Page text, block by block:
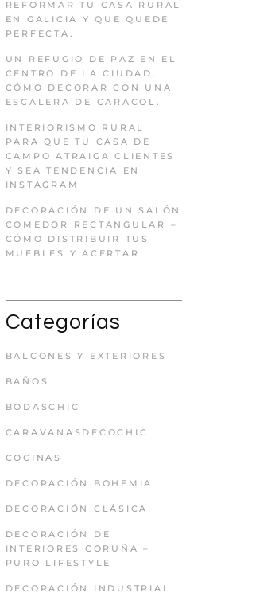
REFORMAR TU CASA RURAL
EN GALICIA Y QUE QUEDE
PERFECTA.
UN REFUGIO DE PAZ EN EL
CENTRO DE LA CIUDAD.
CÓMO DECORAR CON UNA
ESCALERA DE CARACOL.
INTERIORISMO RURAL
PARA QUE TU CASA DE
CAMPO ATRAIGA CLIENTES
Y SEA TENDENCIA EN
INSTAGRAM
DECORACIÓN DE UN SALÓN
COMEDOR RECTANGULAR –
CÓMO DISTRIBUIR TUS
MUEBLES Y ACERTAR
Categorías
BALCONES Y EXTERIORES
BAÑOS
BODASCHIC
CARAVANASDECOCHIC
COCINAS
DECORACIÓN BOHEMIA
DECORACIÓN CLÁSICA
DECORACIÓN DE
INTERIORES CORUÑA –
PURO LIFESTYLE
DECORACIÓN INDUSTRIAL